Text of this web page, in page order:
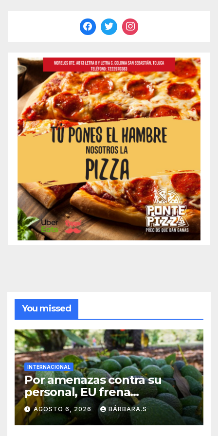
You missed
INTERNACIONAL
Por amenazas contra su
personal, EU frena
exportación de aguacate
AGOSTO 6, 2026 BÁRBARA.S